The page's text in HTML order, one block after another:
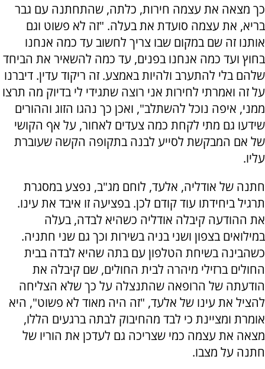
כך מצאה את עצמה חירות, כלתה, שהתחתנה עם גבר
בריא, את עצמה סועדת את בעלה. "זה לא פשוט וגם
אותנו זה שם במקום שבו צריך לחשוב עד כמה אנחנו
בחוץ ועד כמה אנחנו בפנים, עד כמה להשאיר את הביחד
שלהם בלי להתערב ולהיות באמצע. זה ריקוד עדין. דיברנו
על זה ואמרתי לחירות אני רוצה שתגידי לי בדיוק מה תרצו
ממני, איפה נוכל להשתלב", ואכן כך נהגו הזוג וההורים
שידעו גם מתי לקחת כמה צעדים לאחור, על אף הקושי
של אם המבקשת לסייע לבנה בתקופה הקשה שעוברת
עליו.
חתנה של אודליה, אלעד, לוחם מג"ב, נפצע במסגרת
תרגיל ביחידתו עוד קודם לכן. בפציעה זו איבד את עינו.
את ההודעה קיבלה אודליה כשהיא לבדה, בעלה
במילואים בצפון ושני בניה בשירות וכך גם שני חתניה.
כשהבינה בשיחת הטלפון עם בתה שהיא לבדה בבית
החולים ברזילי מיהרה לבית החולים, שם קיבלה את
הודעתה של הרופאה שהתנצלה על כך שלא הצליחה
להציל את עינו של אלעד, "זה היה מאוד לא פשוט", היא
אומרת ומציינת כי לבד מהחיבוק לבתה ברגעים הללו,
מצאה את עצמה כמי שצריכה גם לעדכן את הוריו של
חתנה על מצבו.